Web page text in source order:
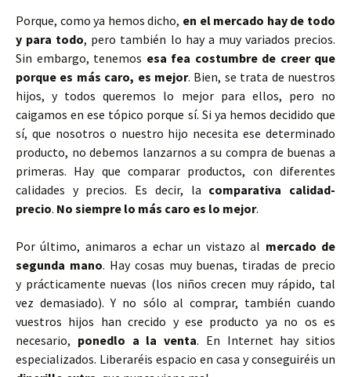
Porque, como ya hemos dicho, en el mercado hay de todo
y para todo, pero también lo hay a muy variados precios.
Sin embargo, tenemos esa fea costumbre de creer que
porque es más caro, es mejor. Bien, se trata de nuestros
hijos, y todos queremos lo mejor para ellos, pero no
caigamos en ese tópico porque sí. Si ya hemos decidido que
sí, que nosotros o nuestro hijo necesita ese determinado
producto, no debemos lanzarnos a su compra de buenas a
primeras. Hay que comparar productos, con diferentes
calidades y precios. Es decir, la comparativa calidad-
precio. No siempre lo más caro es lo mejor.
Por último, animaros a echar un vistazo al mercado de
segunda mano. Hay cosas muy buenas, tiradas de precio
y prácticamente nuevas (los niños crecen muy rápido, tal
vez demasiado). Y no sólo al comprar, también cuando
vuestros hijos han crecido y ese producto ya no os es
necesario, ponedlo a la venta. En Internet hay sitios
especializados. Liberaréis espacio en casa y conseguiréis un